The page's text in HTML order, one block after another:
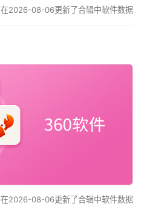
在2026-08-06更新了合辑中软件数据
在2026-08-06更新了合辑中软件数据